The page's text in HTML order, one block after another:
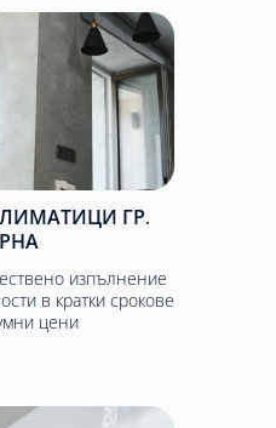
ГР.
изпълнение
в кратки срокове
цени